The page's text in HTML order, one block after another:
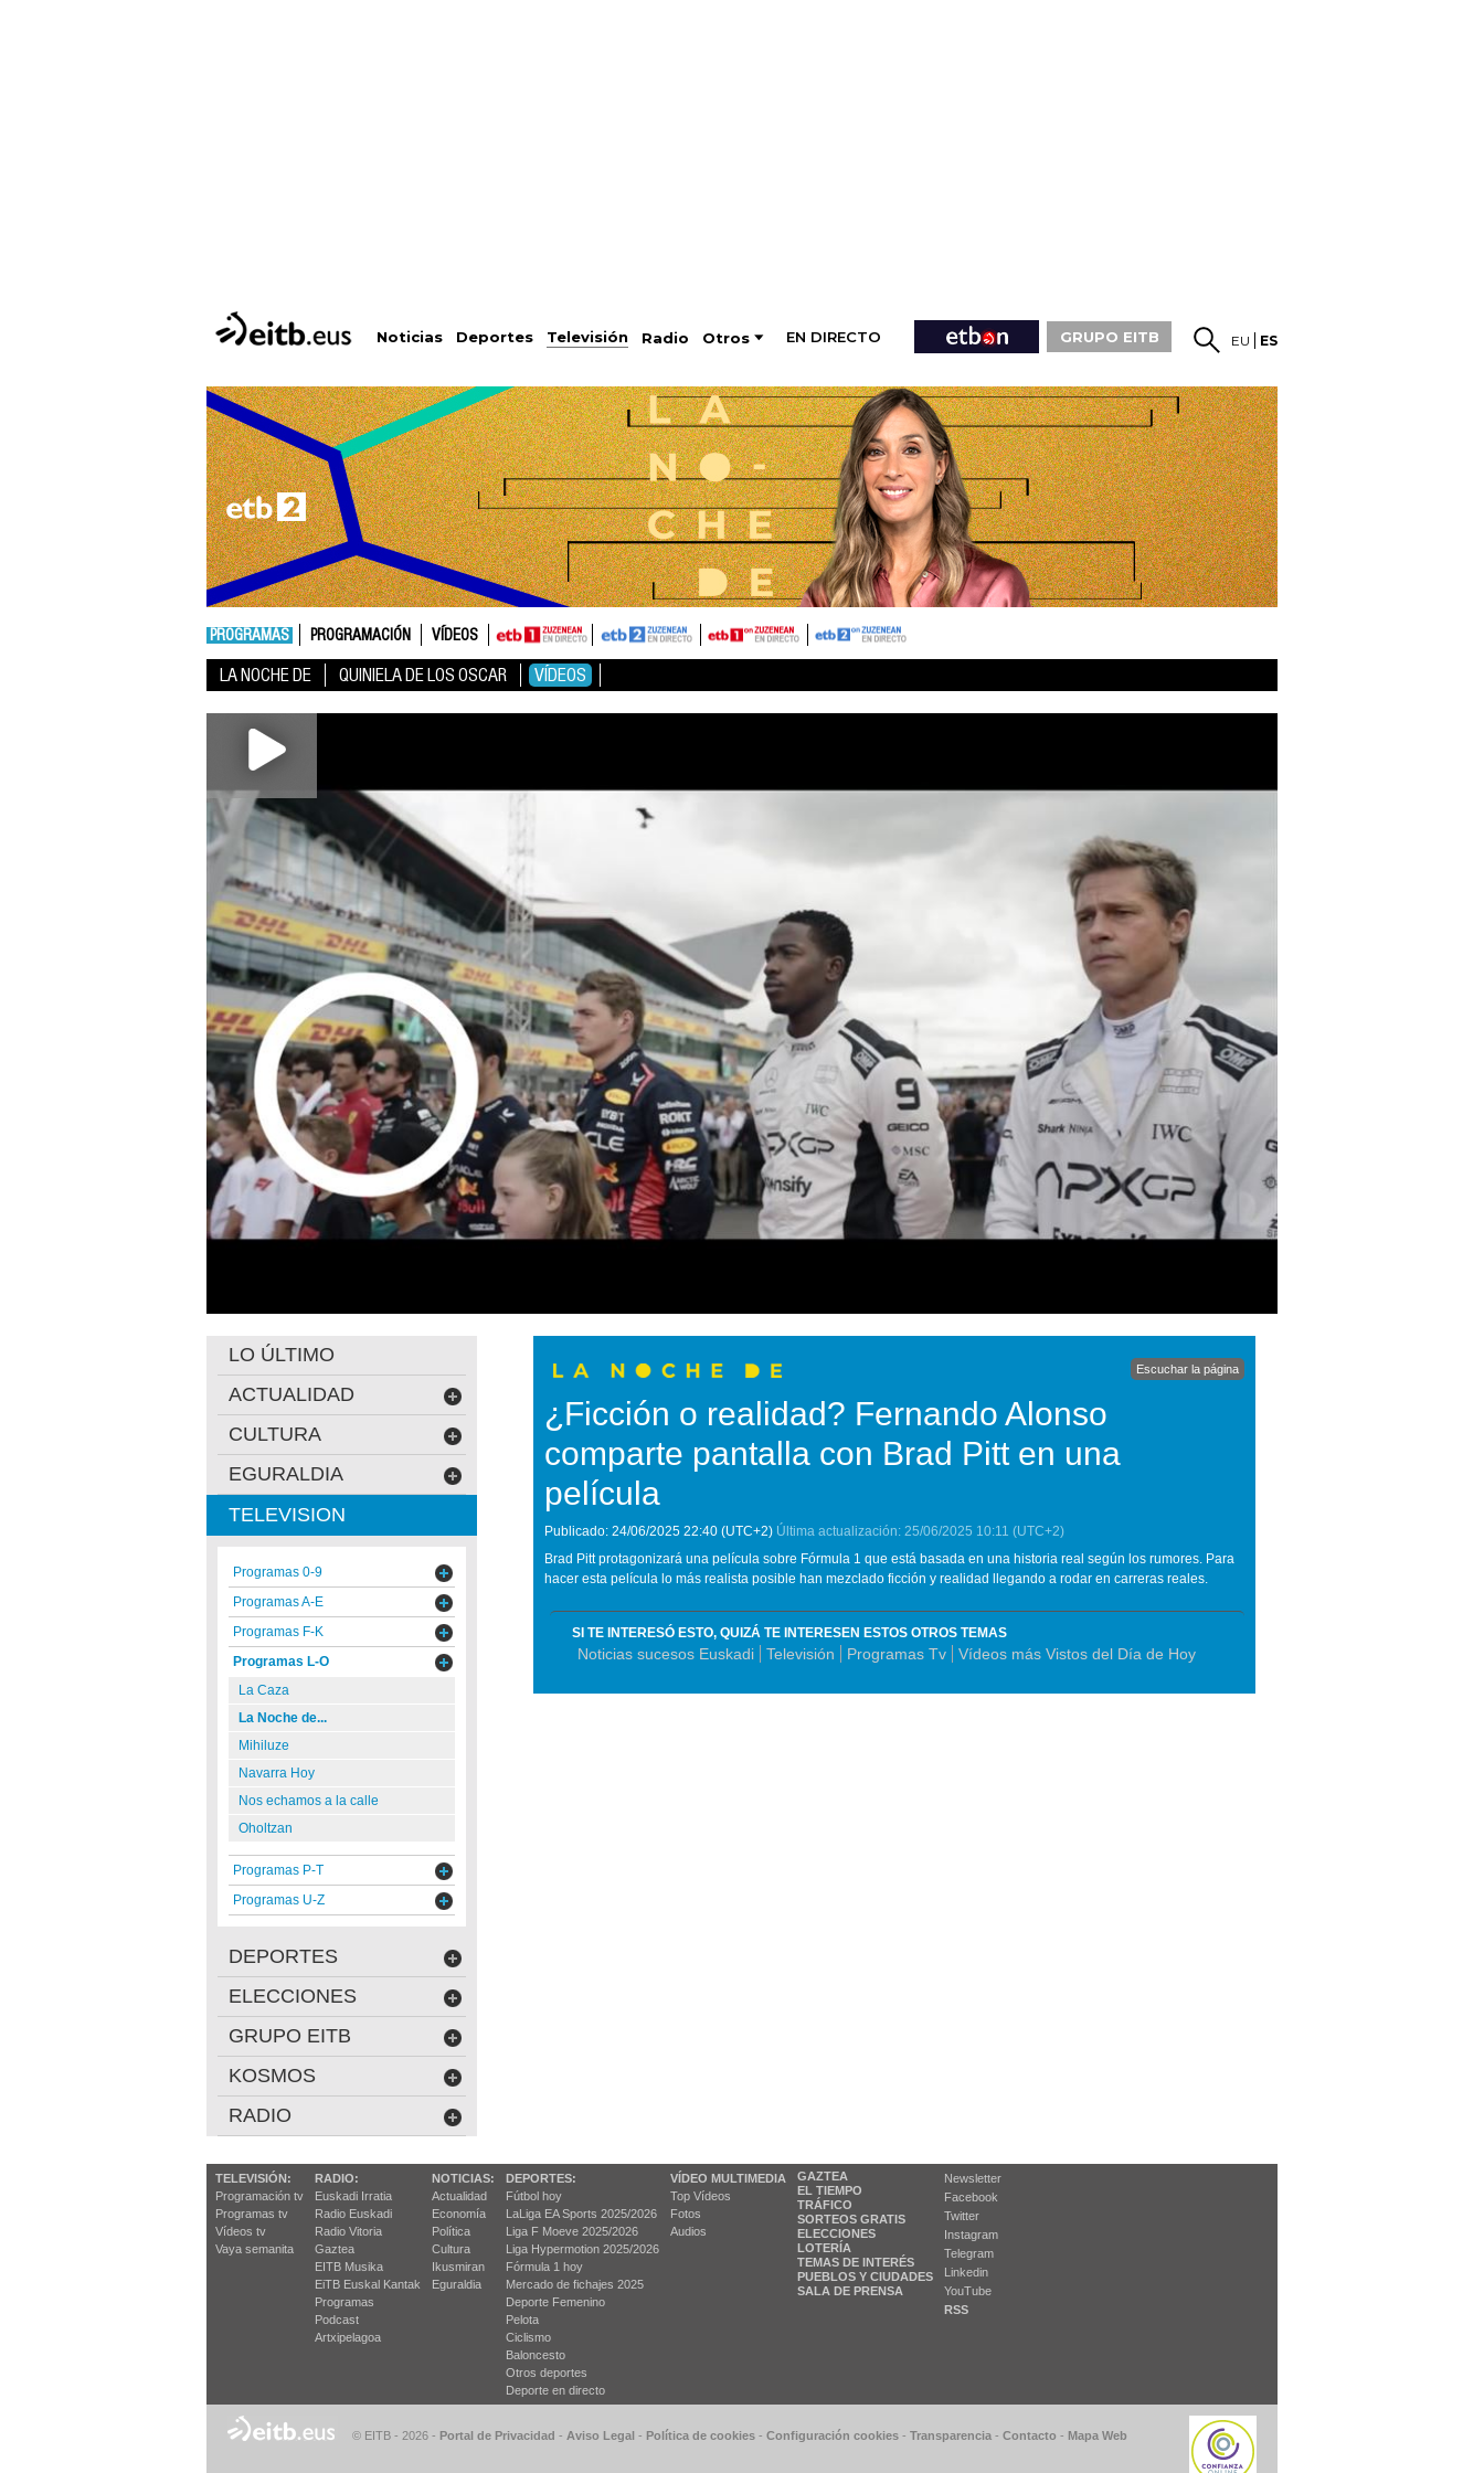
Noticias Deportes Televisión Radio Otros EN DIRECTO GRUPO EITB EU ES
PROGRAMAS PROGRAMACIÓN VÍDEOS
LA NOCHE DE QUINIELA DE LOS OSCAR VÍDEOS
Escuchar la página
¿Ficción o realidad? Fernando Alonso
comparte pantalla con Brad Pitt en una
película
Publicado: 24/06/2025 22:40 (UTC+2) Última actualización: 25/06/2025 10:11 (UTC+2)
Brad Pitt protagonizará una película sobre Fórmula 1 que está basada en una historia real según los rumores. Para
hacer esta película lo más realista posible han mezclado ficción y realidad llegando a rodar en carreras reales.
SI TE INTERESÓ ESTO, QUIZÁ TE INTERESEN ESTOS OTROS TEMAS
Noticias sucesos Euskadi Televisión Programas Tv Vídeos más Vistos del Día de Hoy
LO ÚLTIMO
ACTUALIDAD
CULTURA
EGURALDIA
TELEVISION
Programas 0-9
Programas A-E
Programas F-K
Programas L-O
La Caza
La Noche de...
Mihiluze
Navarra Hoy
Nos echamos a la calle
Oholtzan
Programas P-T
Programas U-Z
DEPORTES
ELECCIONES
GRUPO EITB
KOSMOS
RADIO
TELEVISIÓN:
Programación tv
Programas tv
Vídeos tv
Vaya semanita
RADIO:
Euskadi Irratia
Radio Euskadi
Radio Vitoria
Gaztea
EITB Musika
EiTB Euskal Kantak
Programas
Podcast
Artxipelagoa
NOTICIAS:
Actualidad
Economía
Política
Cultura
Ikusmiran
Eguraldia
DEPORTES:
Fútbol hoy
LaLiga EA Sports 2025/2026
Liga F Moeve 2025/2026
Liga Hypermotion 2025/2026
Fórmula 1 hoy
Mercado de fichajes 2025
Deporte Femenino
Pelota
Ciclismo
Baloncesto
Otros deportes
Deporte en directo
VÍDEO MULTIMEDIA
Top Vídeos
Fotos
Audios
GAZTEA
EL TIEMPO
TRÁFICO
SORTEOS GRATIS
ELECCIONES
LOTERÍA
TEMAS DE INTERÉS
PUEBLOS Y CIUDADES
SALA DE PRENSA
Newsletter
Facebook
Twitter
Instagram
Telegram
Linkedin
YouTube
RSS
© EITB - 2026 - Portal de Privacidad - Aviso Legal - Política de cookies - Configuración cookies - Transparencia - Contacto - Mapa Web